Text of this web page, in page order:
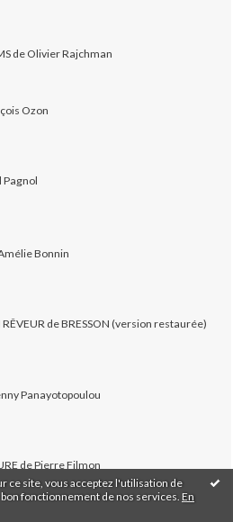
ce site, vous acceptez l'utilisation de
fonctionnement de nos services. En
de Olivier Rajchman
Ozon
Pagnol
Bonnin
RÊVEUR de BRESSON (version restaurée)
Panayotopoulou
de Pierre Filmon